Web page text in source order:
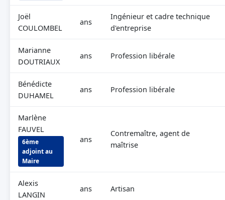
Joël
COULOMBEL
ans
Ingénieur et cadre technique
d'entreprise
Marianne
DOUTRIAUX
ans Profession libérale
Bénédicte
DUHAMEL
ans Profession libérale
Marlène
FAUVEL
6ème
adjoint au
Maire
ans
Contremaître, agent de
maîtrise
Alexis
LANGIN
ans Artisan